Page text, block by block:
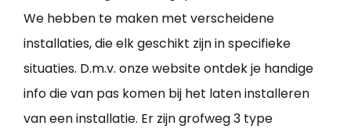
We hebben te maken met verscheidene
installaties, die elk geschikt zijn in specifieke
situaties. D.m.v. onze website ontdek je handige
info die van pas komen bij het laten installeren
van een installatie. Er zijn grofweg 3 type